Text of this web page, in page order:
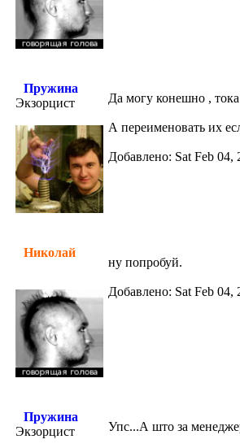
Пружина
Экзорцист
Да могу конешно ,
А переименовать их
Добавлено: Sat Feb 04,
Николай
ну попробуй.
Добавлено: Sat Feb 04,
Пружина
Экзорцист
Упс...А што за